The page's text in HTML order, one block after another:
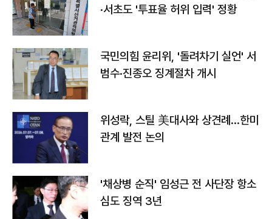
·서초도 '투표율 허위 입력' 정황
국민의힘 윤리위, '돌려차기 실언' 서
범수·진종오 징계절차 개시
위성락, 스틸 美대사와 상견례…한미
관계 발전 논의
'채상병 순직' 임성근 전 사단장 항소
심도 징역 3년